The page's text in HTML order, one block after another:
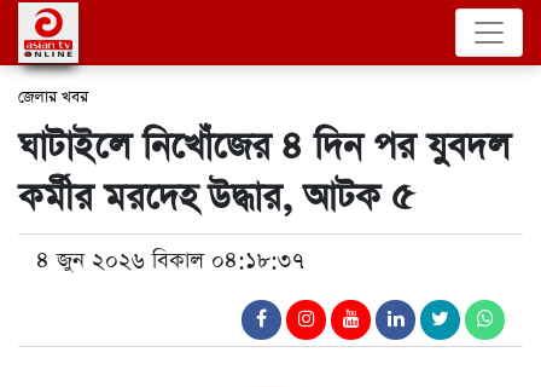
জেলার খবর
ঘাটাইলে নিখোঁজের ৪ দিন পর যুবদল
কর্মীর মরদেহ উদ্ধার, আটক ৫
৪ জুন ২০২৬ বিকাল ০৪:১৮:৩৭